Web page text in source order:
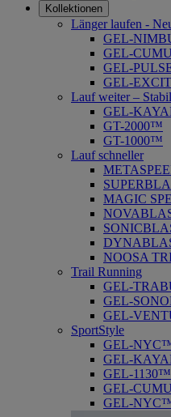
Kollektionen
Länger laufen -
GEL-
GEL-
GEL-
GEL-
Lauf weiter –
GEL-
GT-2000™
GT-1000™
Lauf schneller
MAGIC
NOOSA
Trail Running
GEL-
GEL-
GEL-
SportStyle
GEL-
GEL-
GEL-1130™
GEL-
GEL-